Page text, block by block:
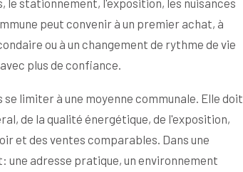
stationnement, l'exposition, les nuisances
peut convenir à un premier achat, à
ou à un changement de rythme de vie
plus de confiance.
limiter à une moyenne communale. Elle doit
de la qualité énergétique, de l'exposition,
et des ventes comparables. Dans une
une adresse pratique, un environnement